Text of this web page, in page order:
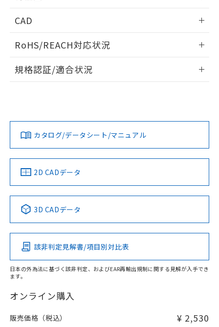
端子配置/内部接続
開閉容量
CAD
ドすることができます。
ログイン/会員登録
ダウンロードデータをご利用いただく前に、以下を必ずお読
みください。
ソフトウェアの使用条件
RoHS/REACH対応状況
EU RoHS 注意事項・凡例
対応済み
中国 RoHS 注意事項・凡例
Pb Hg Cd Cr(VI)
O
在庫等で未対応品が混在する可能性があります。
問い合わせください。
規格認証/適合状況
LR型式承認
（イギリス
船舶規格）
DNV型式承認
（ノルウェー
BV型式承認
（フランス
KR型式
（韓国
Yes No No No
この製品の規格認証/適合状況ページへ
その他の認証はこちらのページからご検索ください
カタログ/データシート/マニュアル
2D CADデータ
3D CADデータ
該非判定見解書/項目別対比表
日本の外為法に基づく該非判定、およびEAR再輸出規制に関する見解が入手でき
ます。
オンライン購入
販売価格（税込） ¥ 2,530